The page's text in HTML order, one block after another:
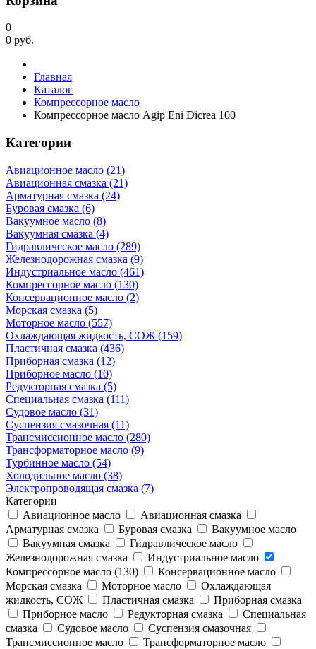
0
0 руб.
Главная
Каталог
Компрессорное масло
Компрессорное масло Agip Eni Dicrea 100
Категории
Авиационное масло (21)
Авиационная смазка (21)
Арматурная смазка (24)
Буровая смазка (6)
Вакуумное масло (8)
Вакуумная смазка (4)
Гидравлическое масло (289)
Железнодорожная смазка (9)
Индустриальное масло (461)
Компрессорное масло (130)
Консервационное масло (2)
Морская смазка (5)
Моторное масло (557)
Охлаждающая жидкость, СОЖ (159)
Пластичная смазка (436)
Приборная смазка (12)
Приборное масло (10)
Редукторная смазка (5)
Специальная смазка (111)
Судовое масло (31)
Суспензия смазочная (11)
Трансмиссионное масло (280)
Трансформаторное масло (9)
Турбинное масло (54)
Холодильное масло (38)
Электропроводящая смазка (7)
Категории
Авиационное масло
Авиационная смазка
Арматурная смазка
Буровая смазка
Вакуумное масло
Вакуумная смазка
Гидравлическое масло
Железнодорожная смазка
Индустриальное масло
Компрессорное масло (130)
Консервационное масло
Морская смазка
Моторное масло
Охлаждающая
жидкость, СОЖ
Пластичная смазка
Приборная смазка
Приборное масло
Редукторная смазка
Специальная
смазка
Судовое масло
Суспензия смазочная
Трансмиссионное масло
Трансформаторное масло